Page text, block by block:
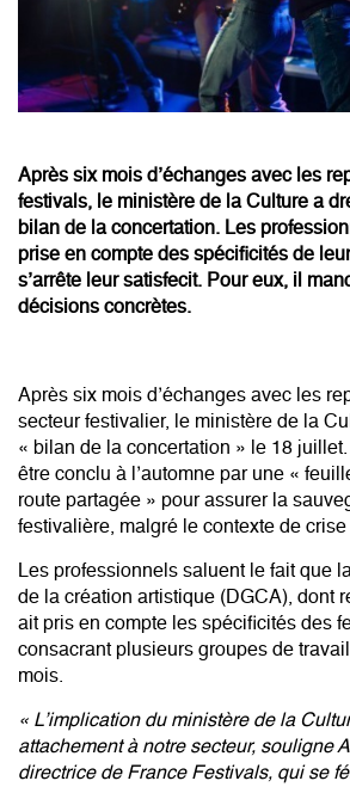
Après six mois d’échanges avec les
festivals, le ministère de la Culture a
bilan de la concertation. Les
prise en compte des spécificités de
s’arrête leur satisfecit. Pour eux, il
décisions concrètes.
Après six mois d’échanges avec les
secteur festivalier, le ministère de la
« bilan de la concertation » le 18
être conclu à l’automne par une «
route partagée » pour assurer la
festivalière, malgré le contexte de
Les professionnels saluent le fait que
de la création artistique (DGCA), dont
ait pris en compte les spécificités des
consacrant plusieurs groupes de
mois.
« L’implication du ministère de la
attachement à notre secteur, souligne
directrice de France Festivals, qui se